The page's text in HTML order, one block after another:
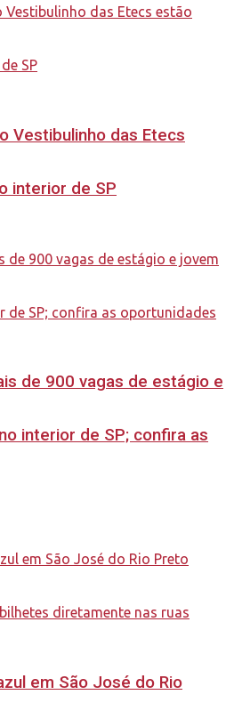
Vestibulinho das Etecs
interior de SP
de 900 vagas de estágio e
interior de SP; confira as
em São José do Rio